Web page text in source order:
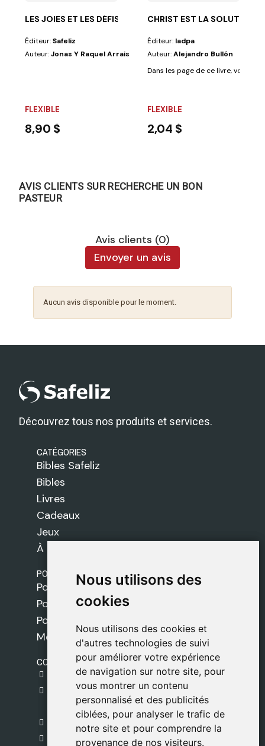
Nous utilisons des
cookies
Nous utilisons des cookies et
d'autres technologies de suivi
pour améliorer votre expérience
de navigation sur notre site, pour
vous montrer un contenu
personnalisé et des publicités
ciblées, pour analyser le trafic de
notre site et pour comprendre la
provenance de nos visiteurs.
Nous utilisons des
cookies
Nous utilisons des cookies et
d'autres technologies de suivi
pour améliorer votre expérience
de navigation sur notre site, pour
vous montrer un contenu
personnalisé et des publicités
ciblées, pour analyser le trafic de
notre site et pour comprendre la
provenance de nos visiteurs.
LES JOIES ET LES DÉFIS DE LA FAMILLE PAS
Éditeur:Safeliz
Auteur:Jonas Y Raquel Arrais
FLEXIBLE
8,90 $
CHRIST EST LA SOLUTION
Éditeur: Iadpa
Auteur:Alejandro Bullón
Dans les page de ce livre, vous
FLEXIBLE
2,04 $
AVIS CLIENTS SUR RECHERCHE UN BON
PASTEUR
Avis clients (0)
Envoyer un avis
Aucun avis disponible pour le moment.
Découvrez tous nos produits et services.
CATÉGORIES
Bibles Safeliz
Bibles
Livres
Cadeaux
Jeux
À propos de nous
POLITIQUES
Politique de livraison
Politique de cookies
Politique de confidentialité
Mentions légales
CONTACT
gestion@safeliz.com
C. del Pradillo, 6, 28770 Colmenar Viejo,
Madrid
+34 918 459 877
Lundi au Vendredi